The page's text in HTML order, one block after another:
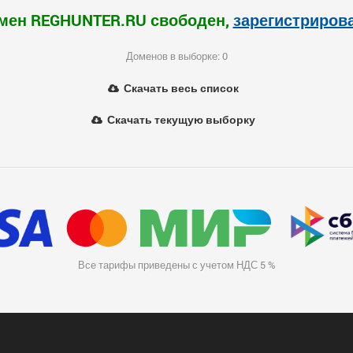
REGHUNTER.RU свободен,
Доменов в выборке: 0
Скачать весь список
Скачать текущую выборку
Все тарифы приведены с учетом НДС 5 %